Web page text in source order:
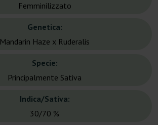
Femminilizzato
Genetica:
Mandarin Haze x Ruderalis
Specie:
Principalmente Sativa
Indica/Sativa:
30/70 %